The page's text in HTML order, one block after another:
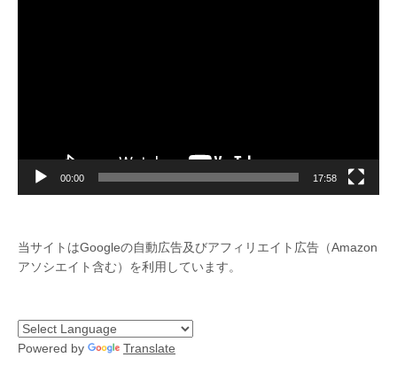
00:00 17:58
当サイトはGoogleの自動広告及びアフィリエイト広告（Amazon
アソシエイト含む）を利用しています。
Powered by Translate